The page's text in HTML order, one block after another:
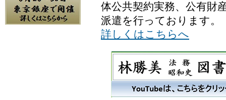
体公共契約実務、公有財
派遣を行っております。
詳しくはこちらへ